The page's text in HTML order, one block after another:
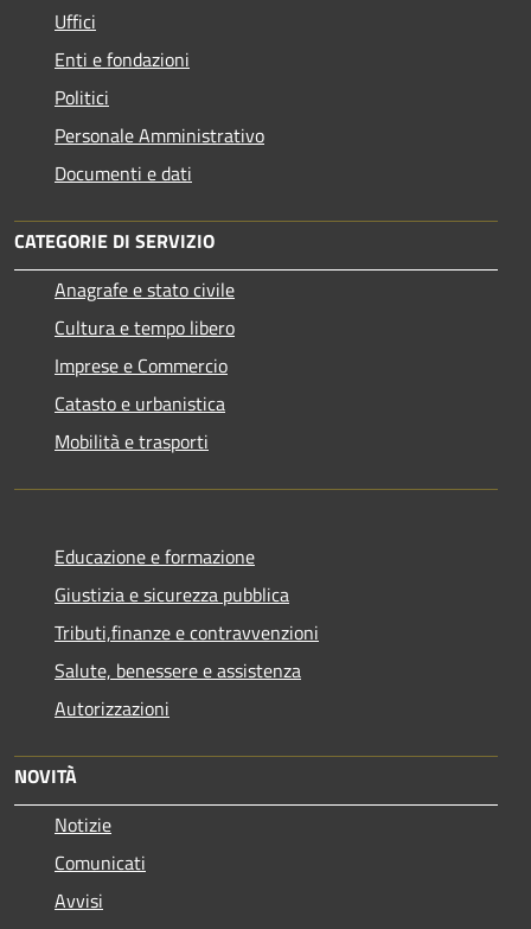
Uffici
Enti e fondazioni
Politici
Personale Amministrativo
Documenti e dati
CATEGORIE DI SERVIZIO
Anagrafe e stato civile
Cultura e tempo libero
Imprese e Commercio
Catasto e urbanistica
Mobilità e trasporti
Educazione e formazione
Giustizia e sicurezza pubblica
Tributi,finanze e contravvenzioni
Salute, benessere e assistenza
Autorizzazioni
NOVITÀ
Notizie
Comunicati
Avvisi